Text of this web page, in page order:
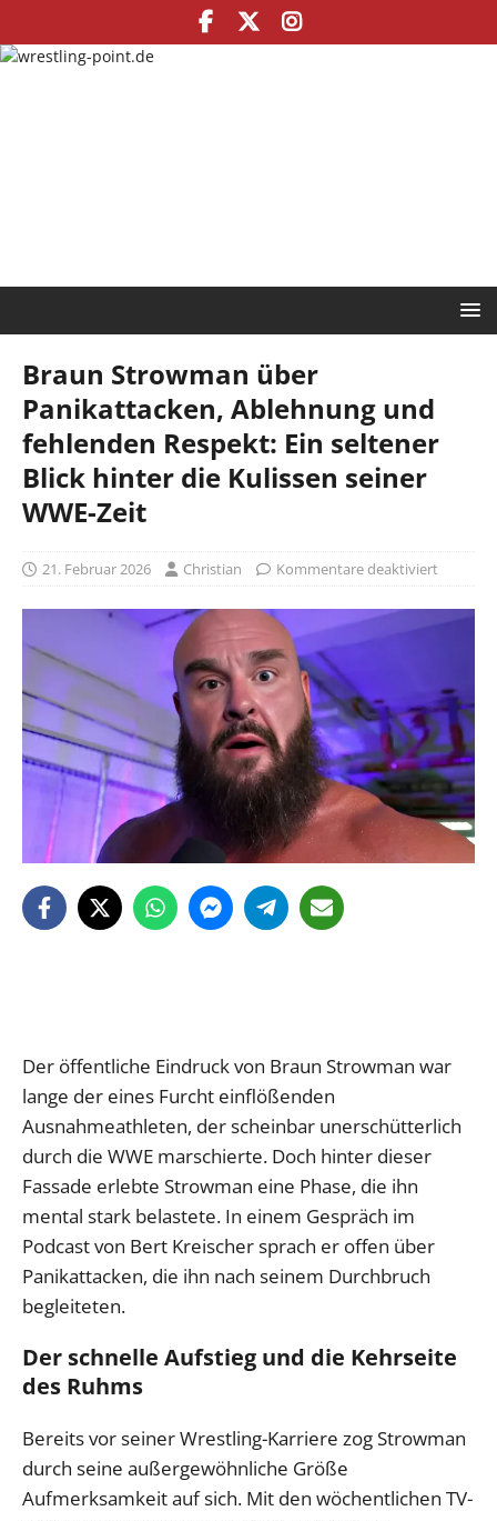
Braun Strowman über
Panikattacken, Ablehnung und
fehlenden Respekt: Ein seltener
Blick hinter die Kulissen seiner
WWE-Zeit
21. Februar 2026 Christian Kommentare deaktiviert
Der öffentliche Eindruck von Braun Strowman war
lange der eines Furcht einflößenden
Ausnahmeathleten, der scheinbar unerschütterlich
durch die WWE marschierte. Doch hinter dieser
Fassade erlebte Strowman eine Phase, die ihn
mental stark belastete. In einem Gespräch im
Podcast von Bert Kreischer sprach er offen über
Panikattacken, die ihn nach seinem Durchbruch
begleiteten.
Der schnelle Aufstieg und die Kehrseite
des Ruhms
Bereits vor seiner Wrestling-Karriere zog Strowman
durch seine außergewöhnliche Größe
Aufmerksamkeit auf sich. Mit den wöchentlichen TV-